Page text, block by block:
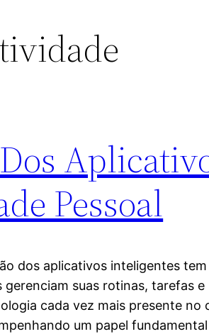
Pessoal
dos aplicativos inteligentes
gerenciam suas rotinas, tarefas e
cada vez mais presente no
um papel